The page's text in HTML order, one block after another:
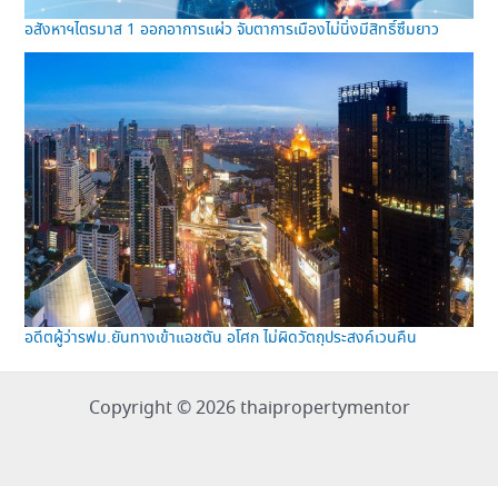
อสังหาฯไตรมาส 1 ออกอาการแผ่ว จับตาการเมืองไม่นิ่งมีสิทธิ์ซึมยาว
อดีตผู้ว่ารฟม.ยันทางเข้าแอชตัน อโศก ไม่ผิดวัตถุประสงค์เวนคืน
Copyright © 2026 thaipropertymentor